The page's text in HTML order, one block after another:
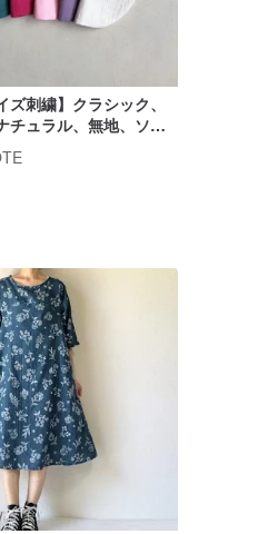
ズ刺繍】クラシック、
チュラル、無地、ソフ
天然染め唾液タオル